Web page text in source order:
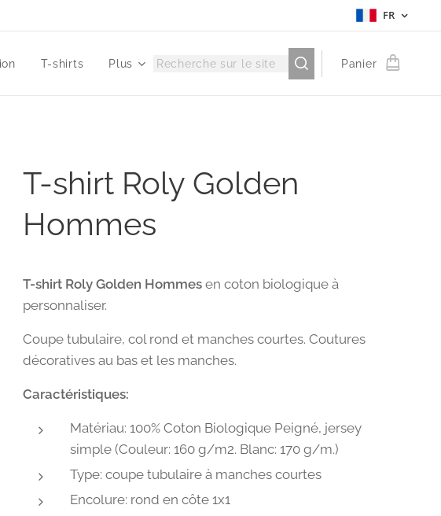
FR
T-shirts Plus Panier
T-shirt Roly Golden
Hommes
T-shirt Roly Golden Hommes en coton biologique à
personnaliser.
Coupe tubulaire, col rond et manches courtes. Coutures
décoratives au bas et les manches.
Caractéristiques:
Matériau: 100% Coton Biologique Peigné, jersey
simple (Couleur: 160 g/m2. Blanc: 170 g/m.)
Type: coupe tubulaire à manches courtes
Encolure: rond en côte 1x1